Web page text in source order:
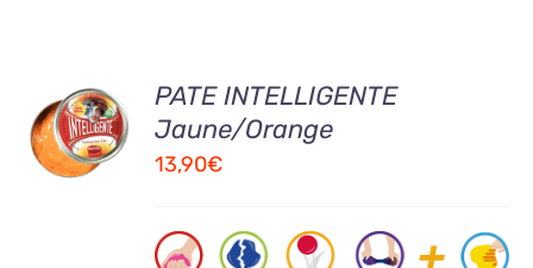
AJOUTER
AU
PANIER
/
PATE INTELLIGENTE
Jaune/Orange
13,90€